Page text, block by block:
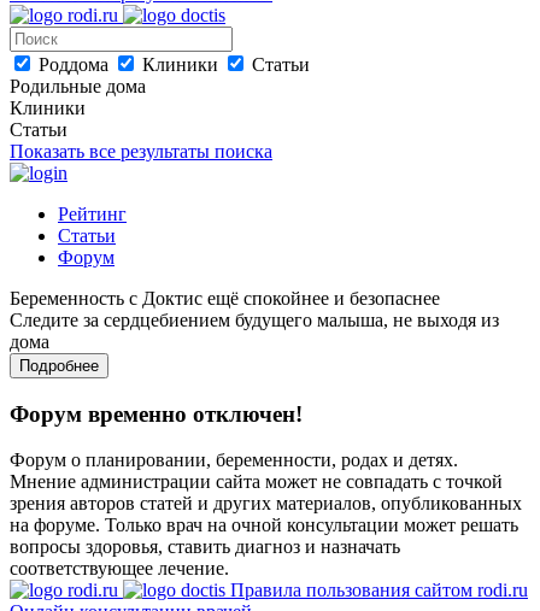
Роддома Клиники
Статьи
Родильные дома
Клиники
Статьи
Показать все результаты поиска
Рейтинг
Статьи
Форум
Беременность с Доктис ещё спокойнее и безопаснее
Следите за сердцебиением будущего малыша, не выходя из
дома
Подробнее
Форум временно отключен!
Форум о планировании, беременности, родах и детях.
Мнение администрации сайта может не совпадать с точкой
зрения авторов статей и других материалов, опубликованных
на форуме. Только врач на очной консультации может решать
вопросы здоровья, ставить диагноз и назначать
соответствующее лечение.
Правила пользования сайтом rodi.ru